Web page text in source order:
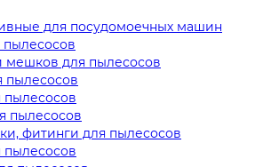
для посудомоечных машин
пылесосов
мешков для пылесосов
пылесосов
пылесосов
фитинги для пылесосов
пылесосов